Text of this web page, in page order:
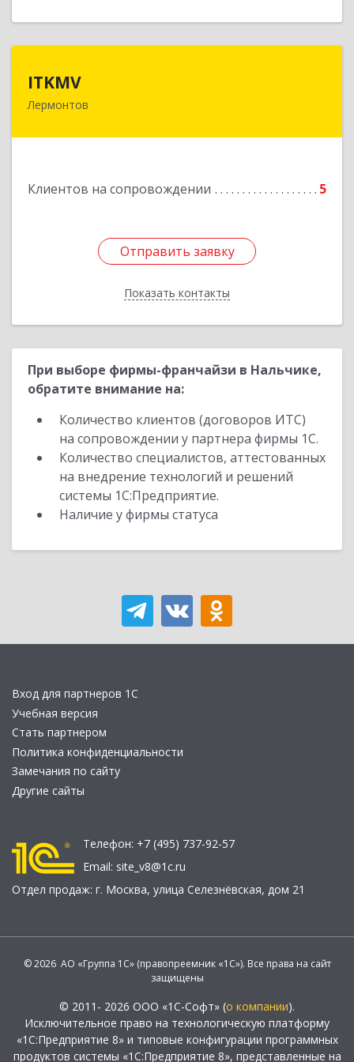
ITKMV
Лермонтов
Клиентов на сопровождении 5
Отправить заявку
Показать контакты
Отправить заявку
Назад
При выборе фирмы-франчайзи в Нальчике,
обратите внимание на:
Количество клиентов (договоров ИТС)
на сопровождении у партнера фирмы 1С.
Количество специалистов, аттестованных
на внедрение технологий и решений
системы 1С:Предприятие.
Наличие у фирмы статуса
Вход для партнеров 1С
Учебная версия
Стать партнером
Политика конфиденциальности
Замечания по сайту
Другие сайты
Телефон: +7 (495) 737-92-57
Email: site_v8@1c.ru
Отдел продаж: г. Москва, улица Селезнёвская, дом 21
© 2026 АО «Группа 1С» (правопреемник «1С»). Все права на сайт
защищены
© 2011- 2026 ООО «1С-Софт» (о компании).
Исключительное право на технологическую платформу
«1С:Предприятие 8» и типовые конфигурации программных
продуктов системы «1С:Предприятие 8», представленные на